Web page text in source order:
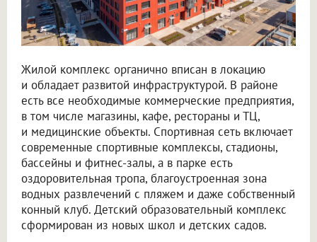
Жилой комплекс органично вписан в локацию
и обладает развитой инфраструктурой. В районе
есть все необходимые коммерческие предприятия,
в том числе магазины, кафе, рестораны и ТЦ,
и медицинские объекты. Спортивная сеть включает
современные спортивные комплексы, стадионы,
бассейны и фитнес-залы, а в парке есть
оздоровительная тропа, благоустроенная зона
водных развлечений с пляжем и даже собственный
конный клуб. Детский образовательный комплекс
сформирован из новых школ и детских садов.